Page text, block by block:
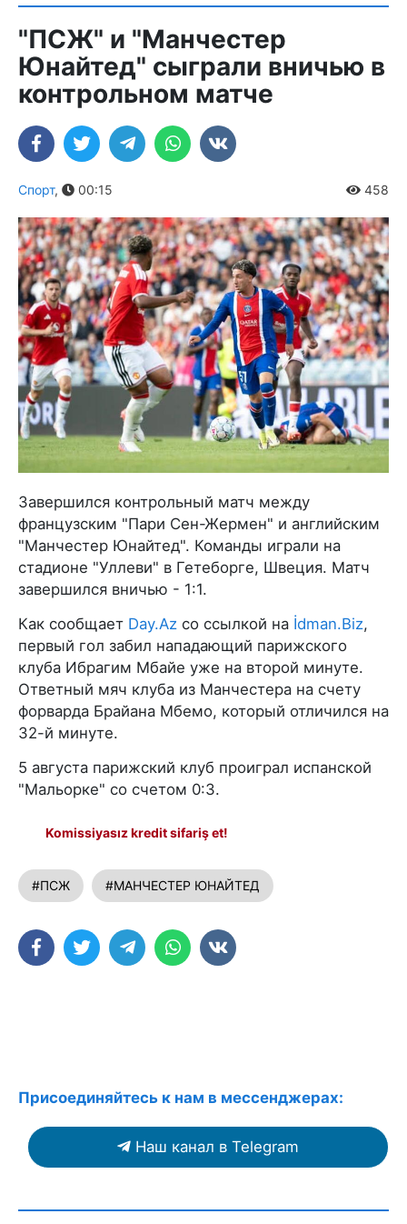
"ПСЖ" и "Манчестер
Юнайтед" сыграли вничью в
контрольном матче
Спорт, 00:15 458
Завершился контрольный матч между
французским "Пари Сен-Жермен" и английским
"Манчестер Юнайтед". Команды играли на
стадионе "Уллеви" в Гетеборге, Швеция. Матч
завершился вничью - 1:1.
Как сообщает Day.Az со ссылкой на İdman.Biz,
первый гол забил нападающий парижского
клуба Ибрагим Мбайе уже на второй минуте.
Ответный мяч клуба из Манчестера на счету
форварда Брайана Мбемо, который отличился на
32-й минуте.
5 августа парижский клуб проиграл испанской
"Мальорке" со счетом 0:3.
Komissiyasız kredit sifariş et!
#ПСЖ #МАНЧЕСТЕР ЮНАЙТЕД
Присоединяйтесь к нам в мессенджерах:
Наш канал в Telegram